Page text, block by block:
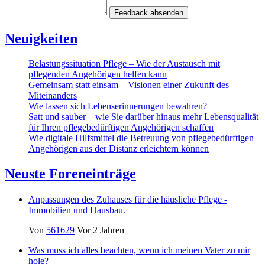
Feedback absenden
Neuigkeiten
Belastungssituation Pflege – Wie der Austausch mit
pflegenden Angehörigen helfen kann
Gemeinsam statt einsam – Visionen einer Zukunft des
Miteinanders
Wie lassen sich Lebenserinnerungen bewahren?
Satt und sauber – wie Sie darüber hinaus mehr Lebensqualität
für Ihren pflegebedürftigen Angehörigen schaffen
Wie digitale Hilfsmittel die Betreuung von pflegebedürftigen
Angehörigen aus der Distanz erleichtern können
Neuste Foreneinträge
Anpassungen des Zuhauses für die häusliche Pflege -
Immobilien und Hausbau.
Von 561629 Vor 2 Jahren
Was muss ich alles beachten, wenn ich meinen Vater zu mir
hole?